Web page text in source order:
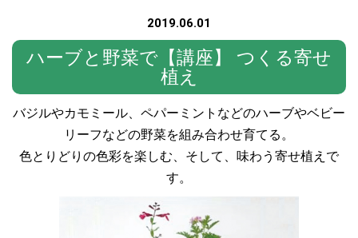
2019.06.01
ハーブと野菜で【講座】 つくる寄せ
植え
バジルやカモミール、ペパーミントなどのハーブやベビー
リーフなどの野菜を組み合わせ育てる。
色とりどりの色彩を楽しむ、そして、味わう寄せ植えで
す。